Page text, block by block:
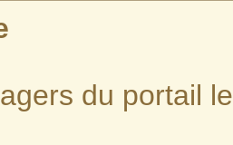
du portail